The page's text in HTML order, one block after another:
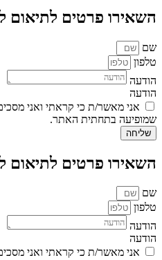
השאירו פרטים לתיאום
שם
טלפון
הודעה
הודעה
אני מאשר/ת כי קראתי ואני
שמופיעה בתחתית האתר.
שליחה
השאירו פרטים לתיאום
שם
טלפון
הודעה
הודעה
אני מאשר/ת כי קראתי ואני